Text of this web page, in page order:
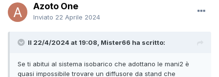
Azoto One
Inviato 22 Aprile 2024
Il 22/4/2024 at 19:08, Mister66 ha scritto:
Se ti abitui al sistema isobarico che adottano le mani2 è
quasi impossibile trovare un diffusore da stand che